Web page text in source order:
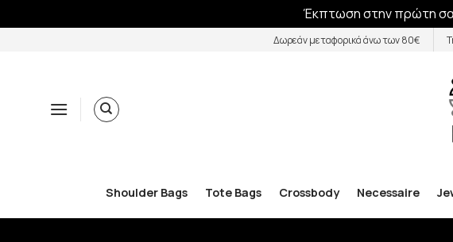
Έκπτωση στην πρώτη
Δωρεάν μεταφορικά άνω των 80€
Shoulder Bags Tote Bags Crossbody Necessaire